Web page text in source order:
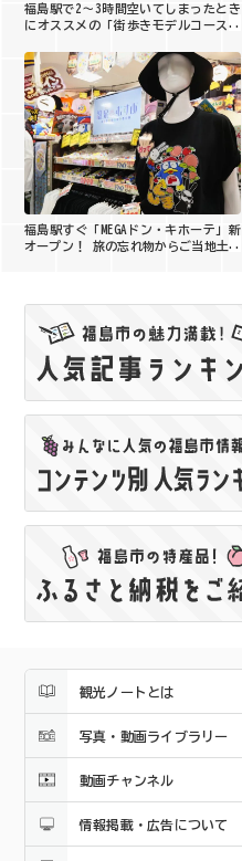
福島駅で2〜3時間空いてしまったとき
にオススメの「街歩きモデルコース」
福島駅すぐ「MEGAドン・キホーテ」新
オープン！ 旅の忘れ物からご当地土産
観光ノートとは
写真・動画ライブラリー
動画チャンネル
情報掲載・広告について